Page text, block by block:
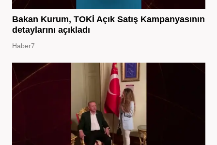
Bakan Kurum, TOKİ Açık Satış Kampanyasının
detaylarını açıkladı
Haber7